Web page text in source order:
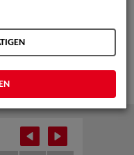
in Weimar
Call Weimar.